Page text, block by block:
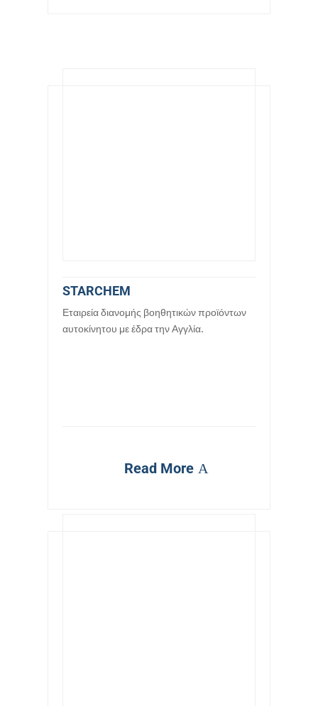
STARCHEM
Εταιρεία διανομής βοηθητικών προϊόντων
αυτοκίνητου με έδρα την Αγγλία.
Read More